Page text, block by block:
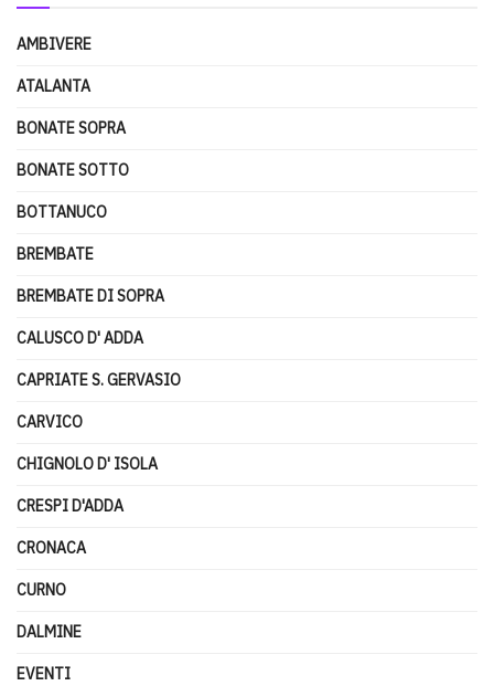
AMBIVERE
ATALANTA
BONATE SOPRA
BONATE SOTTO
BOTTANUCO
BREMBATE
BREMBATE DI SOPRA
CALUSCO D' ADDA
CAPRIATE S. GERVASIO
CARVICO
CHIGNOLO D' ISOLA
CRESPI D'ADDA
CRONACA
CURNO
DALMINE
EVENTI